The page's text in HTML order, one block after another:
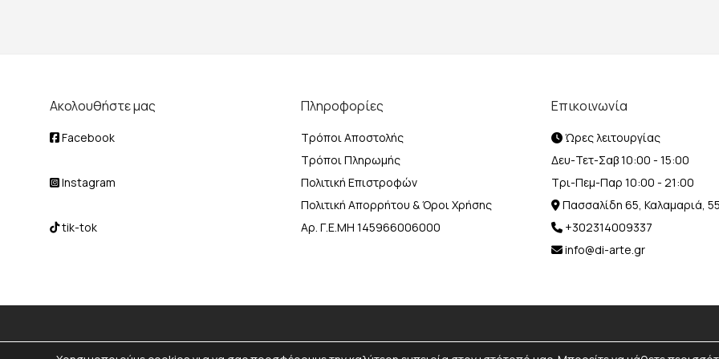
Ακολουθήστε μας
Facebook
Instagram
tik-tok
Πληροφορίες
Τρόποι Αποστολής
Τρόποι Πληρωμής
Πολιτική Επιστροφών
Πολιτική Απορρήτου & Όροι Χρήσης
Αρ. Γ.Ε.ΜΗ 145966006000
Επικοινωνία
Ώρες λειτουργίας
Δευ-Τετ-Σαβ 10:00 - 15:00
Τρι-Πεμ-Παρ 10:00 - 21:00
Πασσαλίδη 65, Καλαμαριά,
+302314009337
info@di-arte.gr
© 2026 Designed and Developed byMediaBox.All rights reserved.